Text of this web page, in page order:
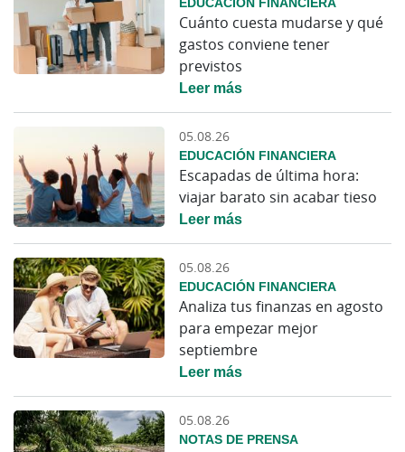
Cuánto cuesta mudarse y qué
gastos conviene tener
previstos
Leer más
05.08.26
EDUCACIÓN FINANCIERA
Escapadas de última hora:
viajar barato sin acabar tieso
Leer más
05.08.26
EDUCACIÓN FINANCIERA
Analiza tus finanzas en agosto
para empezar mejor
septiembre
Leer más
05.08.26
NOTAS DE PRENSA